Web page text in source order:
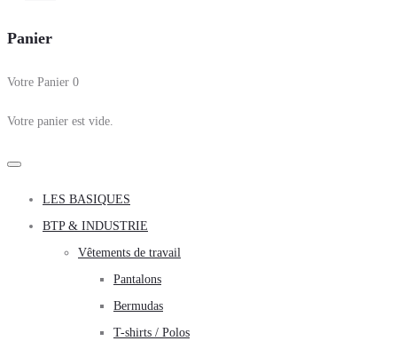
Panier
Votre Panier 0
Votre panier est vide.
LES BASIQUES
BTP & INDUSTRIE
Vêtements de travail
Pantalons
Bermudas
T-shirts / Polos